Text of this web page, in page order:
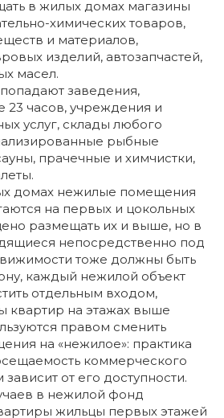
в жилых домах магазины
химических товаров,
и материалов,
изделий, автозапчастей,
масел.
заведения,
23 часов, учреждения и
услуг, склады любого
рыбные
прачечные и химчистки,
домах нежилые помещения
на первых и цокольных
размещать их и выше, но в
непосредственно под
тоже должны быть
каждый нежилой объект
отдельным входом,
квартир на этажах выше
правом сменить
на «нежилое»: практика
коммерческого
от его доступности.
в нежилой фонд
жильцы первых этажей